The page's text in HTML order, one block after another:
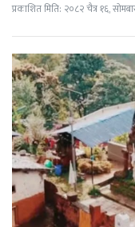
प्रकाशित मिति: २०८२ चैत्र १६,